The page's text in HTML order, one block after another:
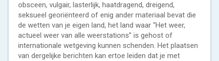
obsceen, vulgair, lasterlijk, haatdragend, dreigend,
seksueel georiënteerd of enig ander materiaal bevat die
de wetten van je eigen land, het land waar “Het weer,
actueel weer van alle weerstations” is gehost of
internationale wetgeving kunnen schenden. Het plaatsen
van dergelijke berichten kan ertoe leiden dat je met